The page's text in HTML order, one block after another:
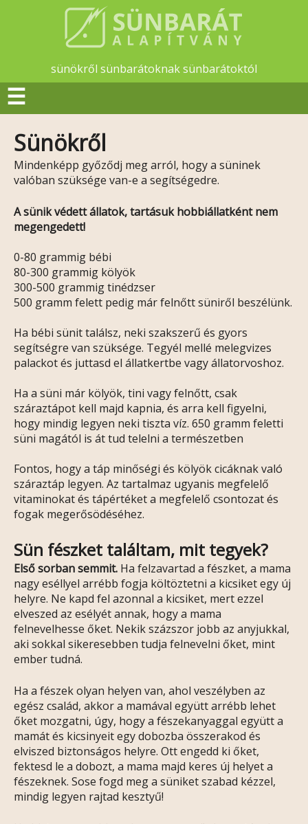
sünökről sünbarátoknak sünbarátoktól
☰
Sünökről
Mindenképp győződj meg arról, hogy a süninek
valóban szüksége van-e a segítségedre.
A sünik védett állatok, tartásuk hobbiállatként nem
megengedett!
0-80 grammig bébi
80-300 grammig kölyök
300-500 grammig tinédzser
500 gramm felett pedig már felnőtt süniről beszélünk.
Ha bébi sünit találsz, neki szakszerű és gyors
segítségre van szüksége. Tegyél mellé melegvizes
palackot és juttasd el állatkertbe vagy állatorvoshoz.
Ha a süni már kölyök, tini vagy felnőtt, csak
száraztápot kell majd kapnia, és arra kell figyelni,
hogy mindig legyen neki tiszta víz. 650 gramm feletti
süni magától is át tud telelni a természetben
Fontos, hogy a táp minőségi és kölyök cicáknak való
száraztáp legyen. Az tartalmaz ugyanis megfelelő
vitaminokat és tápértéket a megfelelő csontozat és
fogak megerősödéséhez.
Sün fészket találtam, mit tegyek?
Első sorban semmit. Ha felzavartad a fészket, a mama
nagy eséllyel arrébb fogja költöztetni a kicsiket egy új
helyre. Ne kapd fel azonnal a kicsiket, mert ezzel
elveszed az esélyét annak, hogy a mama
felnevelhesse őket. Nekik százszor jobb az anyjukkal,
aki sokkal sikeresebben tudja felnevelni őket, mint
ember tudná.
Ha a fészek olyan helyen van, ahol veszélyben az
egész család, akkor a mamával együtt arrébb lehet
őket mozgatni, úgy, hogy a fészekanyaggal együtt a
mamát és kicsinyeit egy dobozba összerakod és
elviszed biztonságos helyre. Ott engedd ki őket,
fektesd le a dobozt, a mama majd keres új helyet a
fészeknek. Sose fogd meg a süniket szabad kézzel,
mindig legyen rajtad kesztyű!